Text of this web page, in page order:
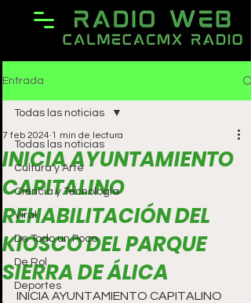
Entrada
Todas las noticias
Cultura y Arte
Ciencia y Tecnología
Viral
De Todo un Poco
De Rol
Deportes
Todas las noticias
INICIA AYUNTAMIENTO
CAPITALINO
REHABILITACIÓN DEL
KIOSCO DEL PARQUE
SIERRA DE ÁLICA
7 feb 2024 1 min de lectura
INICIA AYUNTAMIENTO CAPITALINO